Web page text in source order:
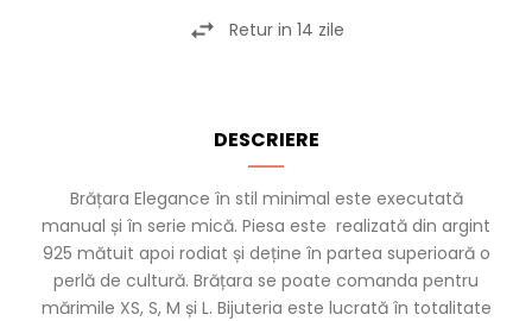
Retur in 14 zile
DESCRIERE
Brățara Elegance în stil minimal este executată
manual și în serie mică. Piesa este realizată din argint
925 mătuit apoi rodiat și deține în partea superioară o
perlă de cultură. Brățara se poate comanda pentru
mărimile XS, S, M și L. Bijuteria este lucrată în totalitate